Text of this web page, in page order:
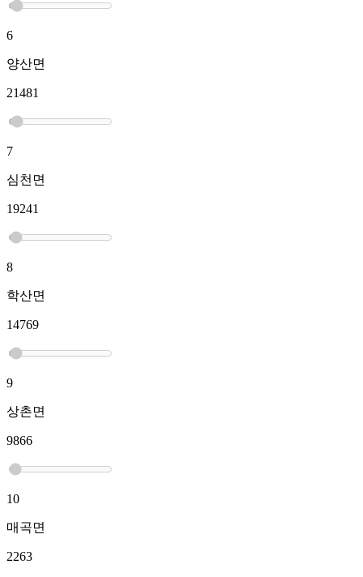
6
양산면
21481
7
심천면
19241
8
학산면
14769
9
상촌면
9866
10
매곡면
2263